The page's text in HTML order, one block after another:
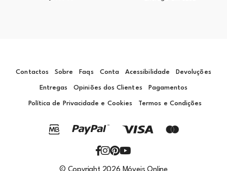
Contactos Sobre Faqs Conta Acessibilidade Devoluções
Entregas Opiniões dos Clientes Pagamentos
Política de Privacidade e Cookies Termos e Condições